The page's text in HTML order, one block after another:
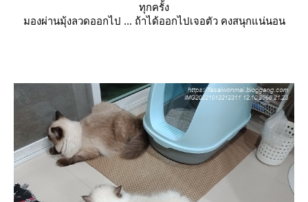
ทุกครั้ง
มองผ่านมุ้งลวดออกไป ... ถ้าได้ออกไปเจอตัว คงสนุกแน่นอน